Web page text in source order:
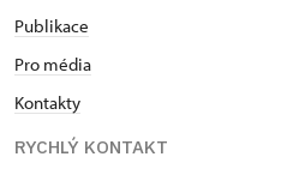
Publikace
Pro média
Kontakty
RYCHLÝ KONTAKT